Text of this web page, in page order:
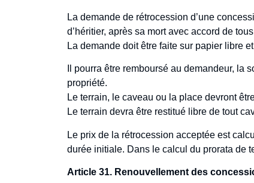
La demande de rétrocession d’une
d’héritier, après sa mort avec accord de
La demande doit être faite sur papier libre
Il pourra être remboursé au demandeur,
propriété.
Le terrain, le caveau ou la place devront
Le terrain devra être restitué libre de tout
Le prix de la rétrocession acceptée est
durée initiale. Dans le calcul du prorata de
Article 31. Renouvellement des